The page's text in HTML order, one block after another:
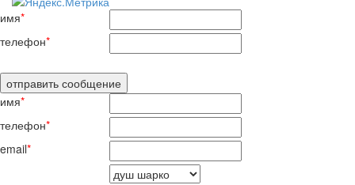
имя*
телефон*
имя*
телефон*
email*